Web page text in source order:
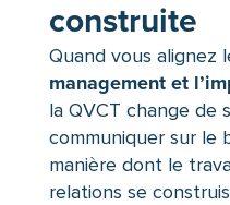
construite
Quand vous alignez
management et
la QVCT change de
communiquer sur le
manière dont le
relations se